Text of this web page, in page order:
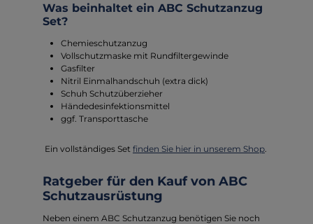
Was beinhaltet ein ABC Schutzanzug
Set?
Chemieschutzanzug
Vollschutzmaske mit Rundfiltergewinde
Gasfilter
Nitril Einmalhandschuh (extra dick)
Schuh Schutzüberzieher
Händedesinfektionsmittel
ggf. Transporttasche
Ein vollständiges Set finden Sie hier in unserem Shop.
Ratgeber für den Kauf von ABC
Schutzausrüstung
Neben einem ABC Schutzanzug benötigen Sie noch